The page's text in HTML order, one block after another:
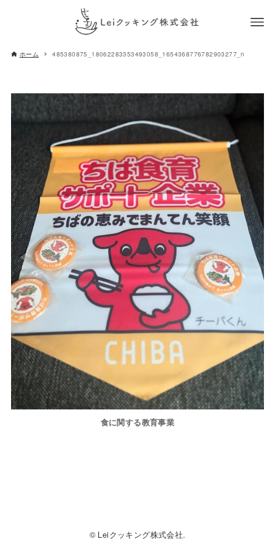
ホーム 485380875_18062283353493058_1654368776782903277_n
食に関する教育事業
© Leiクッキング株式会社.